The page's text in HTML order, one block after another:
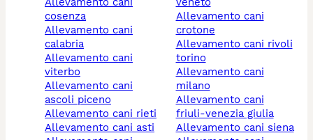
cosenza
allevamento cani
calabria
allevamento cani
viterbo
allevamento cani
ascoli piceno
allevamento cani rieti
allevamento cani asti
allevamento cani
crotone
allevamento cani rivoli
torino
allevamento cani
milano
allevamento cani
friuli-venezia giulia
allevamento cani siena